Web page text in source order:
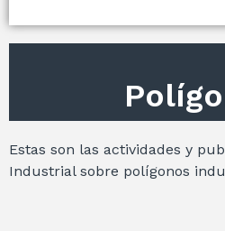
Estas son las actividades y
Industrial sobre polígonos